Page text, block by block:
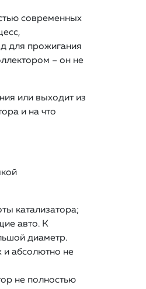
современных
для прожигания
– он не
или выходит из
и на что
катализатора;
авто. К
диаметр.
и абсолютно не
не полностью